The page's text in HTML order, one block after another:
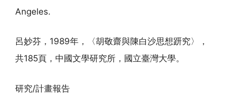
Angeles.
呂妙芬，1989年，〈胡敬齋與陳白沙思想趼究〉，
共185頁，中國文學研究所，國立臺灣大學。
研究/計畫報告